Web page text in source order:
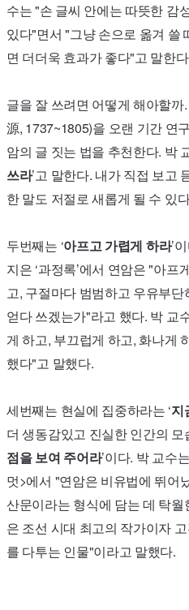
수는 "손 글씨 안에는 따뜻한 감
있다"면서 "그냥 손으로 옮겨 쓸
면 더더욱 효과가 좋다"고 말한
글을 잘 쓰려면 어떻게 해아할까.
源, 1737~1805)을 오랜 기간 연
암의 글 짓는 법을 추천한다. 박
쓰라’고 말한다. 내가 직접 보고
한 말도 저절로 새롭게 될 수 있
두번째는 ‘아프고 가렵게 하라’
지은 ‘과정록’에서 연암은 "아
고, 구절마다 범범하고 우유부
얻다 쓰겠는가"라고 했다. 박 교
게 하고, 부끄럽게 하고, 화나게
했다"고 말했다.
세번째는 현실에 집중하라는 ‘지
더 생동감있고 진실한 인간의 모
점을 보여 주어라’이다. 박 교수
멋>에서 "연암은 비유법에 뛰어
산문이라는 형식에 담는 데 탁
은 조선 시대 최고의 작가이자
를 다투는 인물"이라고 말했다.